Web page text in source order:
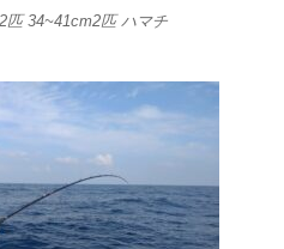
34~41cm2匹 ハマチ